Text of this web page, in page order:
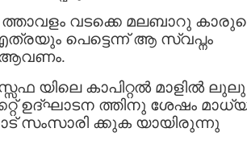
വടക്കെ മലബാറു
പെട്ടെന്ന് ആ സ്വപ്നം
ആവണം.
യിലെ കാപിറ്റല്‍ മാളില്‍ ലുലു
ഉദ്ഘാടന ത്തിനു ശേഷം
സംസാരി ക്കുക യായിരുന്നു